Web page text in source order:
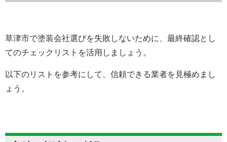
草津市で塗装会社選びを失敗しないために、最終確認とし
てのチェックリストを活用しましょう。
以下のリストを参考にして、信頼できる業者を見極めまし
ょう。